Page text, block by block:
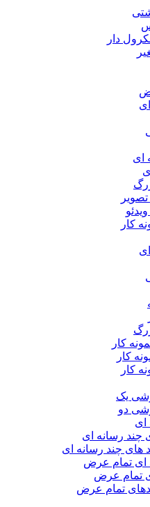
دار
ای
کار
کار
کار
کار
یک
دو
رسانه ای
های چند رسانه ای
تمام عرض
تمام عرض
تمام عرض